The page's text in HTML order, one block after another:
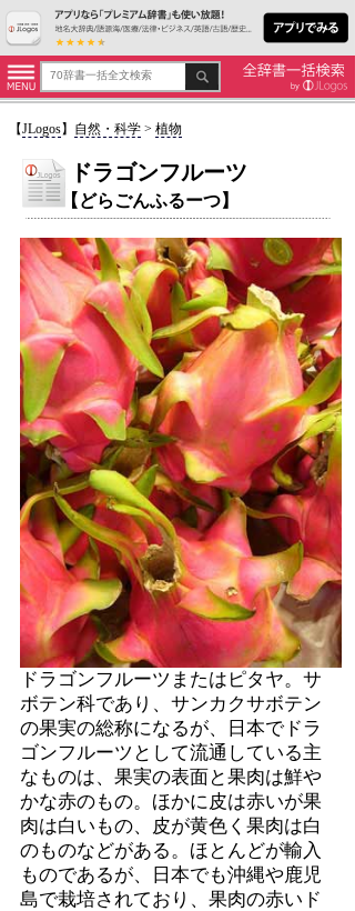
【JLogos】 自然・科学> 植物
ドラゴンフルーツ
【どらごんふるーつ】
ドラゴンフルーツまたはピタヤ。サ
ボテン科であり、サンカクサボテン
の果実の総称になるが、日本でドラ
ゴンフルーツとして流通している主
なものは、果実の表面と果肉は鮮や
かな赤のもの。ほかに皮は赤いが果
肉は白いもの、皮が黄色く果肉は白
のものなどがある。ほとんどが輸入
ものであるが、日本でも沖縄や鹿児
島で栽培されており、果肉の赤いド